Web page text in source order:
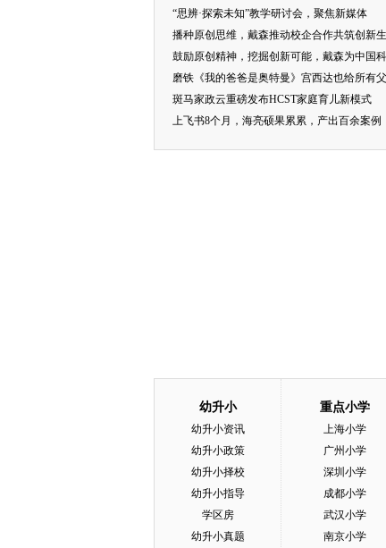
“思辨·探索未知”教学研讨会，聚焦新媒体
播种原创思维，戴森推动校企合作共筑创新生
鼓励原创精神，挖掘创新可能，戴森为中国科
磨铁《我的爸爸是奥特曼》宫西达也给所有父
斑马家政云重磅发布HCST家庭育儿新模式
上飞书8个月，海亮硕果累累，产出百余案例
幼升小
幼升小资讯
幼升小政策
幼升小择校
幼升小指导
学区房
幼升小真题
重点小学
上海小学
广州小学
深圳小学
成都小学
武汉小学
南京小学